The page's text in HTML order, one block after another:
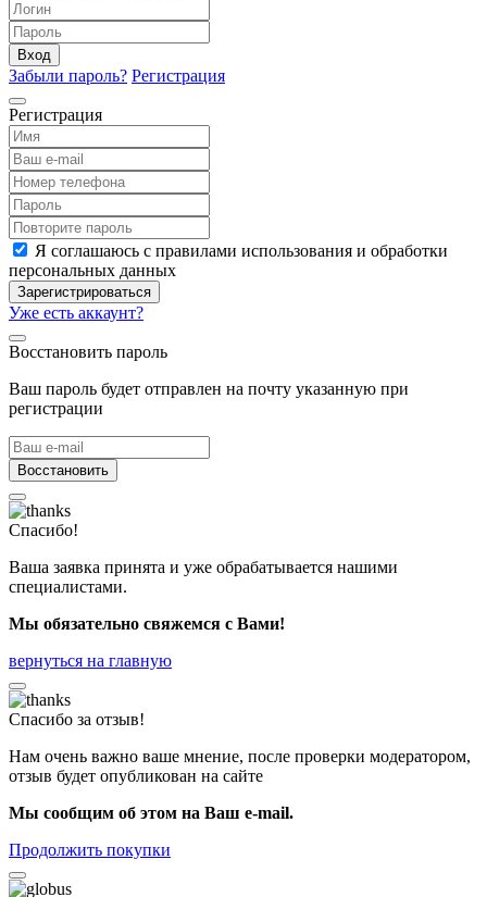
Вход
Забыли пароль? Регистрация
Регистрация
Я соглашаюсь с правилами использования и обработки
персональных данных
Зарегистрироваться
Уже есть аккаунт?
Восстановить пароль
Ваш пароль будет отправлен на почту указанную при
регистрации
Восстановить
Спасибо!
Ваша заявка принята и уже обрабатывается нашими
специалистами.
Мы обязательно свяжемся с Вами!
вернуться на главную
Спасибо за отзыв!
Нам очень важно ваше мнение, после проверки модератором,
отзыв будет опубликован на сайте
Мы сообщим об этом на Ваш e-mail.
Продолжить покупки